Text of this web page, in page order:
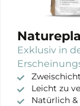
Exklusiv in
Leicht zu
Natürlich